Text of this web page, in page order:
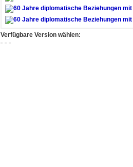
Verfügbare Version wählen: